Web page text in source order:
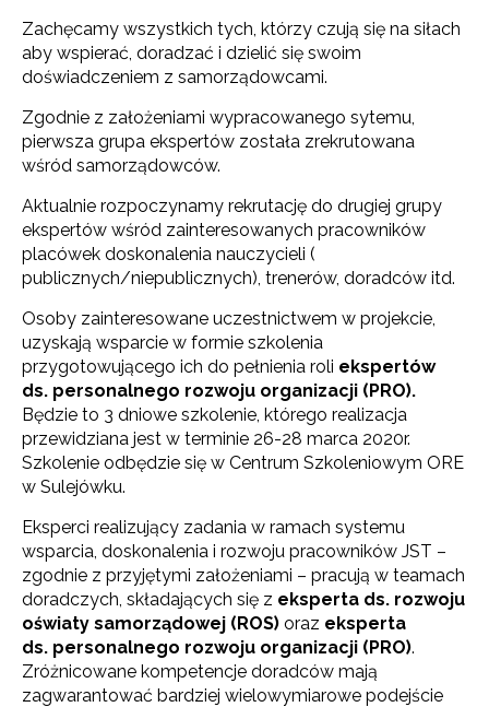
Zachęcamy wszystkich tych, którzy czują się na siłach
aby wspierać, doradzać i dzielić się swoim
doświadczeniem z samorządowcami.
Zgodnie z założeniami wypracowanego sytemu,
pierwsza grupa ekspertów została zrekrutowana
wśród samorządowców.
Aktualnie rozpoczynamy rekrutację do drugiej grupy
ekspertów wśród zainteresowanych pracowników
placówek doskonalenia nauczycieli (
publicznych/niepublicznych), trenerów, doradców itd.
Osoby zainteresowane uczestnictwem w projekcie,
uzyskają wsparcie w formie szkolenia
przygotowującego ich do pełnienia roli ekspertów
ds. personalnego rozwoju organizacji (PRO).
Będzie to 3 dniowe szkolenie, którego realizacja
przewidziana jest w terminie 26-28 marca 2020r.
Szkolenie odbędzie się w Centrum Szkoleniowym ORE
w Sulejówku.
Eksperci realizujący zadania w ramach systemu
wsparcia, doskonalenia i rozwoju pracowników JST –
zgodnie z przyjętymi założeniami – pracują w teamach
doradczych, składających się z eksperta ds. rozwoju
oświaty samorządowej (ROS) oraz eksperta
ds. personalnego rozwoju organizacji (PRO).
Zróżnicowane kompetencje doradców mają
zagwarantować bardziej wielowymiarowe podejście